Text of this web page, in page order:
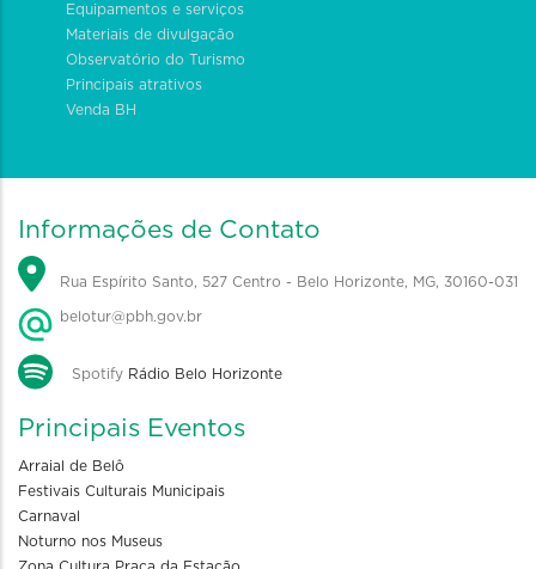
Equipamentos e serviços
Materiais de divulgação
Observatório do Turismo
Principais atrativos
Venda BH
Informações de Contato
Rua Espírito Santo, 527 Centro - Belo Horizonte, MG, 30160-031
belotur@pbh.gov.br
Spotify Rádio Belo Horizonte
Principais Eventos
Arraial de Belô
Festivais Culturais Municipais
Carnaval
Noturno nos Museus